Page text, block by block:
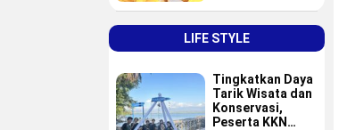
LIFE STYLE
Tingkatkan Daya
Tarik Wisata dan
Konservasi,
Peserta KKN